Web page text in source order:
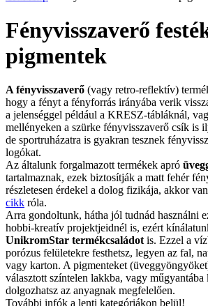
Fényvisszaverő
pigmentek
A fényvisszaverő (vagy retro-reflektív)
hogy a fényt a fényforrás irányába verik
a jelenséggel például a KRESZ-tábláknál,
mellényeken a szürke fényvisszaverő csík is
de sportruházatra is gyakran tesznek
logókat.
Az általunk forgalmazott termékek apró
tartalmaznak, ezek biztosítják a matt fehér
részletesen érdekel a dolog fizikája, akkor
cikk róla.
Arra gondoltunk, hátha jól tudnád használni
hobbi-kreatív projektjeidnél is, ezért
UnikromStar termékcsaládot is. Ezzel a
porózus felületekre festhetsz, legyen az fal,
vagy karton. A pigmenteket
választott színtelen lakkba, vagy műgyantába
dolgozhatsz az anyagnak megfelelően.
További infók a lenti kategóriákon belül!